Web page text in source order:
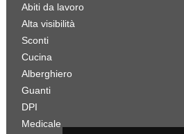
Abiti da lavoro
Alta visibilità
Sconti
Cucina
Alberghiero
Guanti
DPI
Medicale